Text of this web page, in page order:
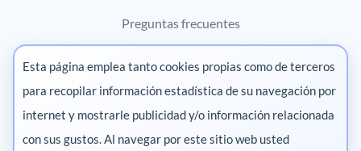
Preguntas frecuentes
Contáctanos
Marketing digital
Pharma
Esta página emplea tanto cookies propias como de terceros
para recopilar información estadística de su navegación por
internet y mostrarle publicidad y/o información relacionada
con sus gustos. Al navegar por este sitio web usted